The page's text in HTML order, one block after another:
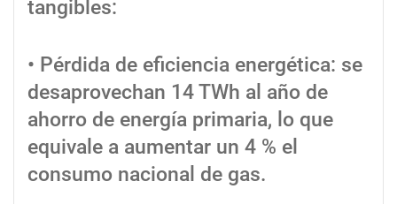
tangibles:
• Pérdida de eficiencia energética: se
desaprovechan 14 TWh al año de
ahorro de energía primaria, lo que
equivale a aumentar un 4 % el
consumo nacional de gas.